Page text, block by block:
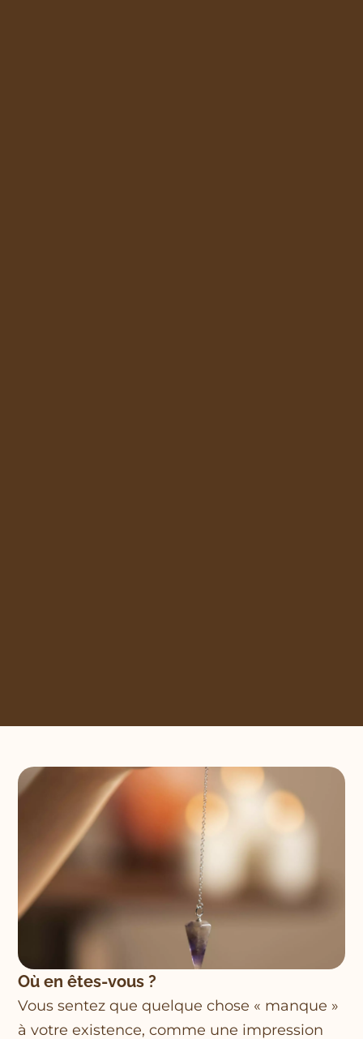
Où en êtes-vous ?
Vous sentez que quelque chose « manque »
à votre existence, comme une impression